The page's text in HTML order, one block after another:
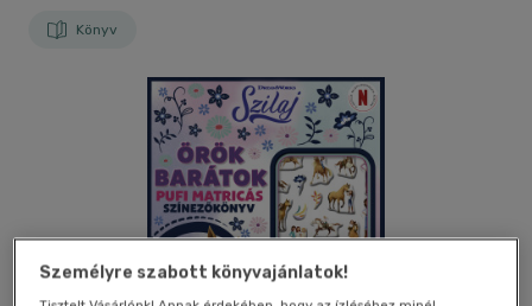
Könyv
Személyre szabott könyvajánlatok!